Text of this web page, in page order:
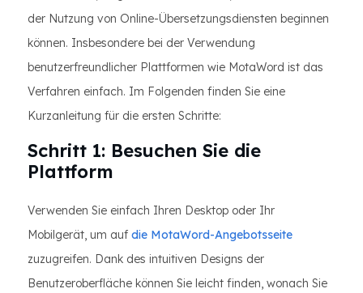
der Nutzung von Online-Übersetzungsdiensten beginnen
können. Insbesondere bei der Verwendung
benutzerfreundlicher Plattformen wie MotaWord ist das
Verfahren einfach. Im Folgenden finden Sie eine
Kurzanleitung für die ersten Schritte:
Schritt 1: Besuchen Sie die
Plattform
Verwenden Sie einfach Ihren Desktop oder Ihr
Mobilgerät, um auf die MotaWord-Angebotsseite
zuzugreifen. Dank des intuitiven Designs der
Benutzeroberfläche können Sie leicht finden, wonach Sie